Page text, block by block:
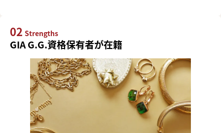
02 Strengths
GIA G.G.資格保有者が在籍